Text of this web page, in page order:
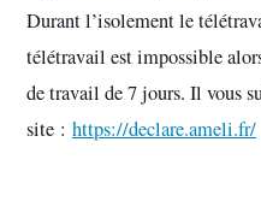
Durant l’isolement le
télétravail est impossible
de travail de 7 jours. Il vous
site : https://declare.ameli.fr/